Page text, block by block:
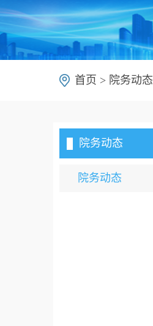
首页 > 院务动态
院务动态
院务动态